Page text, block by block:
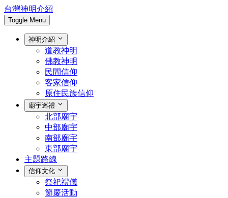
台灣神明介紹
Toggle Menu
神明介紹
道教神明
佛教神明
民間信仰
客家信仰
原住民族信仰
廟宇巡禮
北部廟宇
中部廟宇
南部廟宇
東部廟宇
主題路線
信仰文化
祭祀禮儀
節慶活動